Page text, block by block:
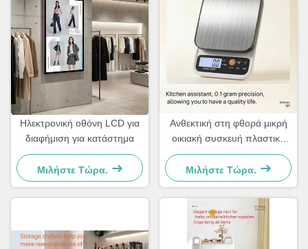
Ηλεκτρονική οθόνη LCD για
διαφήμιση για κατάστημα
Μιλήστε Τώρα.
Ανθεκτική στη φθορά μικρή
οικιακή συσκευή πλαστική
ζυγαριά κουζίνας για τρόφιμα
Μιλήστε Τώρα.